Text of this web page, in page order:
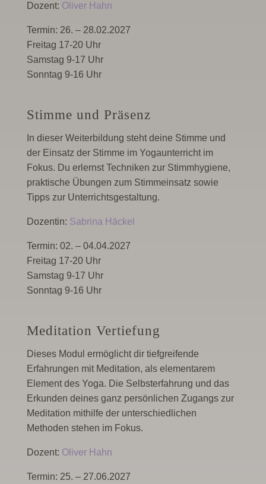
Dozent: Oliver Hahn
Termin: 26. – 28.02.2027
Freitag 17-20 Uhr
Samstag 9-17 Uhr
Sonntag 9-16 Uhr
Stimme und Präsenz
In dieser Weiterbildung steht deine Stimme und
der Einsatz der Stimme im Yogaunterricht im
Fokus. Du erlernst Techniken zur Stimmhygiene,
praktische Übungen zum Stimmeinsatz sowie
Tipps zur Unterrichtsgestaltung.
Dozentin: Sabrina Häckel
Termin: 02. – 04.04.2027
Freitag 17-20 Uhr
Samstag 9-17 Uhr
Sonntag 9-16 Uhr
Meditation Vertiefung
Dieses Modul ermöglicht dir tiefgreifende
Erfahrungen mit Meditation, als elementarem
Element des Yoga. Die Selbsterfahrung und das
Erkunden deines ganz persönlichen Zugangs zur
Meditation mithilfe der unterschiedlichen
Methoden stehen im Fokus.
Dozent: Oliver Hahn
Termin: 25. – 27.06.2027